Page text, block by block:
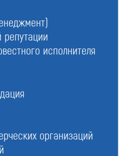
репутации
исполнителя
организаций